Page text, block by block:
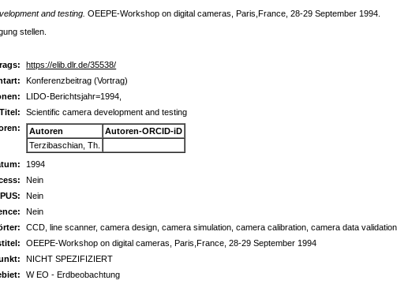
and testing. OEEPE-Workshop on digital cameras, Paris,France, 28-29 September 1994.
stellen.
https://elib.dlr.de/35538/
Konferenzbeitrag (Vortrag)
LIDO-Berichtsjahr=1994,
Titel:
Scientific camera development and testing
Autoren
Autoren-ORCID-iD
Terzibaschian, Th.
1994
Nein
Nein
Nein
CCD, line scanner, camera design, camera simulation, camera calibration, camera data validation
OEEPE-Workshop on digital cameras, Paris,France, 28-29 September 1994
NICHT SPEZIFIZIERT
W EO - Erdbeobachtung